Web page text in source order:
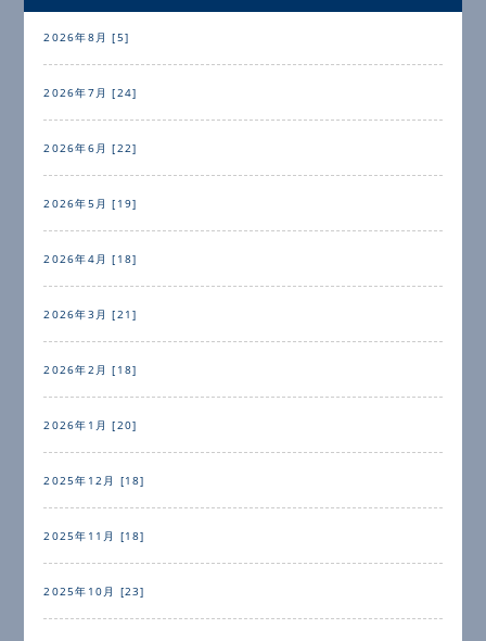
2026年8月 [5]
2026年7月 [24]
2026年6月 [22]
2026年5月 [19]
2026年4月 [18]
2026年3月 [21]
2026年2月 [18]
2026年1月 [20]
2025年12月 [18]
2025年11月 [18]
2025年10月 [23]